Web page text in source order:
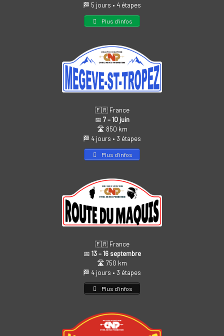
🏁 5 jours • 4 étapes
Plus d’infos
🇫🇷 France
📅 7 – 10 juin
🛣️ 850 km
🏁 4 jours • 3 étapes
Plus d’infos
🇫🇷 France
📅 13 – 16 septembre
🛣️ 750 km
🏁 4 jours • 3 étapes
Plus d’infos